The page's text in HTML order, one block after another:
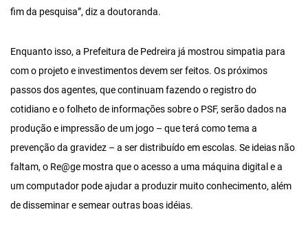
fim da pesquisa”, diz a doutoranda.
Enquanto isso, a Prefeitura de Pedreira já mostrou simpatia para
com o projeto e investimentos devem ser feitos. Os próximos
passos dos agentes, que continuam fazendo o registro do
cotidiano e o folheto de informações sobre o PSF, serão dados na
produção e impressão de um jogo – que terá como tema a
prevenção da gravidez – a ser distribuído em escolas. Se ideias não
faltam, o Re@ge mostra que o acesso a uma máquina digital e a
um computador pode ajudar a produzir muito conhecimento, além
de disseminar e semear outras boas idéias.